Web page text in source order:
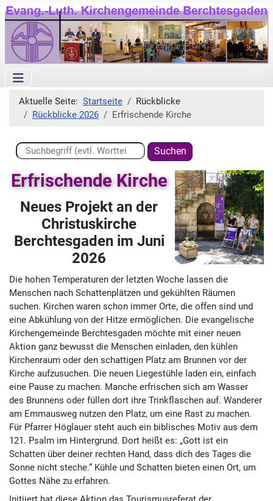
Aktuelle Seite: Startseite
Rückblicke
Rückblicke 2026
Erfrischende Kirche
Suchen ...
Suchen
Erfrischende Kirche
Neues Projekt an der
Christuskirche
Berchtesgaden im Juni
2026
Die hohen Temperaturen der letzten Woche lassen die
Menschen nach Schattenplätzen und gekühlten Räumen
suchen. Kirchen waren schon immer Orte, die offen sind und
eine Abkühlung von der Hitze ermöglichen. Die evangelische
Kirchengemeinde Berchtesgaden möchte mit einer neuen
Aktion ganz bewusst die Menschen einladen, den kühlen
Kirchenraum oder den schattigen Platz am Brunnen vor der
Kirche aufzusuchen. Die neuen Liegestühle laden ein, einfach
eine Pause zu machen. Manche erfrischen sich am Wasser
des Brunnens oder füllen dort ihre Trinkflaschen auf. Wanderer
am Emmausweg nutzen den Platz, um eine Rast zu machen.
Für Pfarrer Höglauer steht auch ein biblisches Motiv aus dem
121. Psalm im Hintergrund. Dort heißt es: „Gott ist ein
Schatten über deiner rechten Hand, dass dich des Tages die
Sonne nicht steche.“ Kühle und Schatten bieten einen Ort, um
Gottes Nähe zu erfahren.